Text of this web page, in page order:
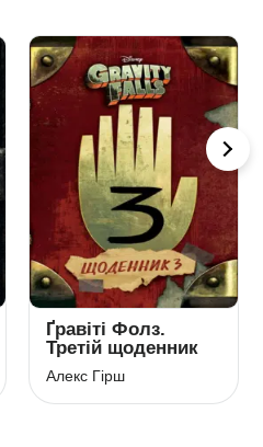
Ґравіті Фолз.
Третій щоденник
Алекс Гірш